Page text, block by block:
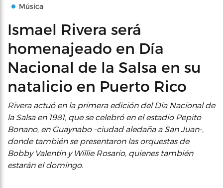
Música
Ismael Rivera será
homenajeado en Día
Nacional de la Salsa en su
natalicio en Puerto Rico
Rivera actuó en la primera edición del Día Nacional de
la Salsa en 1981, que se celebró en el estadio Pepito
Bonano, en Guaynabo -ciudad aledaña a San Juan-,
donde también se presentaron las orquestas de
Bobby Valentín y Willie Rosario, quienes también
estarán el domingo.